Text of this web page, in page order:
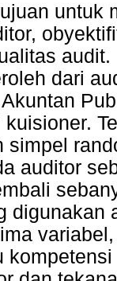
untuk
dari
simpel
auditor
digunakan